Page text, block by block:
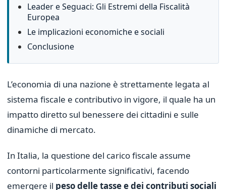
Leader e Seguaci: Gli Estremi della Fiscalità
Europea
Le implicazioni economiche e sociali
Conclusione
L’economia di una nazione è strettamente legata al
sistema fiscale e contributivo in vigore, il quale ha un
impatto diretto sul benessere dei cittadini e sulle
dinamiche di mercato.
In Italia, la questione del carico fiscale assume
contorni particolarmente significativi, facendo
emergere il peso delle tasse e dei contributi sociali